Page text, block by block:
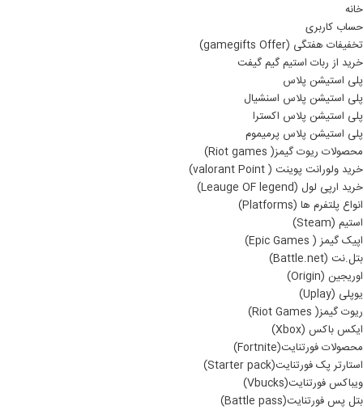
خانه
حساب کاربری
تخفیفات هفتگی (gamegifts Offer)
خرید از ربات استیم گیم گیفت
پلی استیشن پلاس
پلی استیشن پلاس اسنشیال
پلی استیشن پلاس اکسترا
پلی استیشن پلاس پرمیموم
محصولات ریوت گیمز( Riot games)
خرید ولورانت پوینت ( valorant Point)
خرید ارپی لول (Leauge OF legend)
انواع پلتفرم ها (Platforms)
استیم (Steam)
اپیک گیمز ( Epic Games)
بتل.نت (Battle.net)
اوریجین (Origin)
یوپلی (Uplay)
ریوت گیمز( Riot Games)
ایکس باکس (Xbox)
محصولات فورتنایت(Fortnite)
استارتر پک فورتنایت(Starter pack)
ویباکس فورتنایت(Vbucks)
بتل پس فورتنایت(Battle pass)